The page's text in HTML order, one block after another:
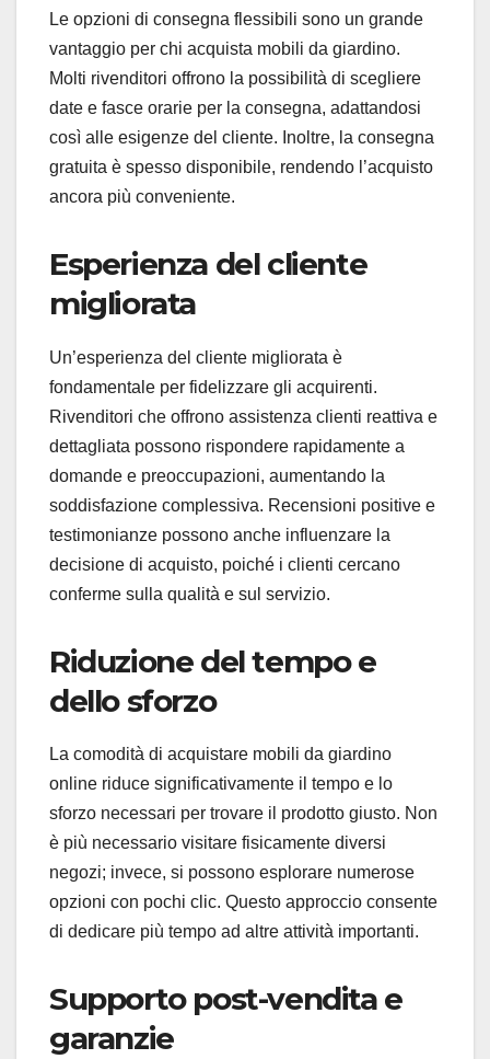
Le opzioni di consegna flessibili sono un grande
vantaggio per chi acquista mobili da giardino.
Molti rivenditori offrono la possibilità di scegliere
date e fasce orarie per la consegna, adattandosi
così alle esigenze del cliente. Inoltre, la consegna
gratuita è spesso disponibile, rendendo l’acquisto
ancora più conveniente.
Esperienza del cliente
migliorata
Un’esperienza del cliente migliorata è
fondamentale per fidelizzare gli acquirenti.
Rivenditori che offrono assistenza clienti reattiva e
dettagliata possono rispondere rapidamente a
domande e preoccupazioni, aumentando la
soddisfazione complessiva. Recensioni positive e
testimonianze possono anche influenzare la
decisione di acquisto, poiché i clienti cercano
conferme sulla qualità e sul servizio.
Riduzione del tempo e
dello sforzo
La comodità di acquistare mobili da giardino
online riduce significativamente il tempo e lo
sforzo necessari per trovare il prodotto giusto. Non
è più necessario visitare fisicamente diversi
negozi; invece, si possono esplorare numerose
opzioni con pochi clic. Questo approccio consente
di dedicare più tempo ad altre attività importanti.
Supporto post-vendita e
garanzie